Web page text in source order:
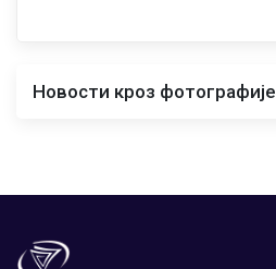
Новости кроз фотографије